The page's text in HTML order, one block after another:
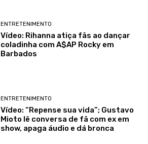
ENTRETENIMENTO
Vídeo: Rihanna atiça fãs ao dançar
coladinha com A$AP Rocky em
Barbados
ENTRETENIMENTO
Vídeo: “Repense sua vida”; Gustavo
Mioto lê conversa de fã com ex em
show, apaga áudio e dá bronca